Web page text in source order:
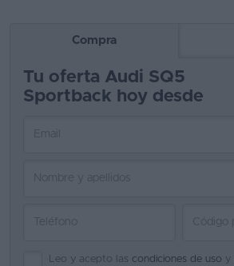
Comparador
Vender
Blog
Ventas
Compra
Tu oferta Audi SQ5
Sportback hoy desde
Leo y acepto las condiciones de uso y